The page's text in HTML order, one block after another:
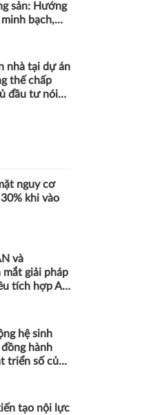
sản: Hướng
bạch,
nhà tại dự án
thế chấp
đầu tư nói
nguy cơ
khi vào
và
mắt giải pháp
tích hợp AI
hệ sinh
hành
triển số của
tạo nội lực